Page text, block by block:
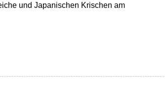
und Japanischen Krischen am